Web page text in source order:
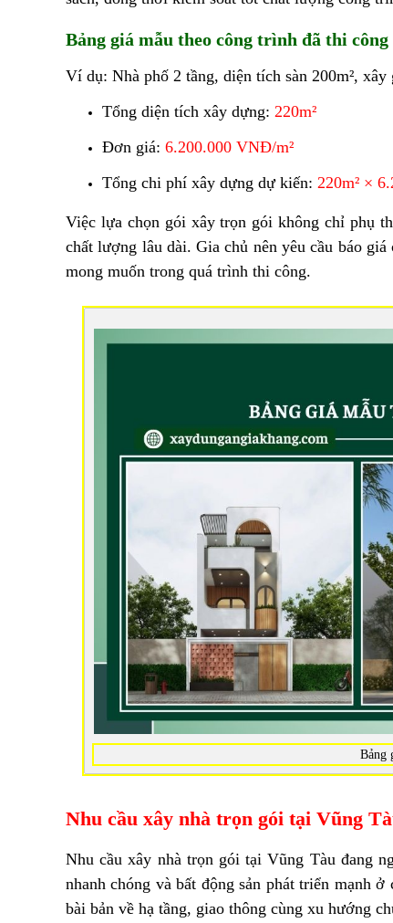
Bảng giá mẫu theo công trình đã thi công
Ví dụ: Nhà phố 2 tầng, diện tích sàn 200m²,
Tổng diện tích xây dựng: 220m²
Đơn giá: 6.200.000 VNĐ/m²
Tổng chi phí xây dựng dự kiến: 220m² ×
Việc lựa chọn gói xây trọn gói không chỉ phụ
chất lượng lâu dài. Gia chủ nên yêu cầu báo
mong muốn trong quá trình thi công.
Bảng
Nhu cầu xây nhà trọn gói tại Vũng
Nhu cầu xây nhà trọn gói tại Vũng Tàu đang
nhanh chóng và bất động sản phát triển mạnh
bài bản về hạ tầng, giao thông cùng xu hướng